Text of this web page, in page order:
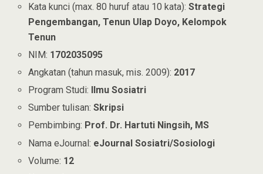
Kata kunci (max. 80 huruf atau 10 kata):Strategi
Pengembangan, Tenun Ulap Doyo, Kelompok
Tenun
NIM: 1702035095
Angkatan (tahun masuk, mis. 2009): 2017
Program Studi: Ilmu Sosiatri
Sumber tulisan:Skripsi
Pembimbing: Prof. Dr. Hartuti Ningsih, MS
Nama eJournal: eJournal Sosiatri/Sosiologi
Volume: 12